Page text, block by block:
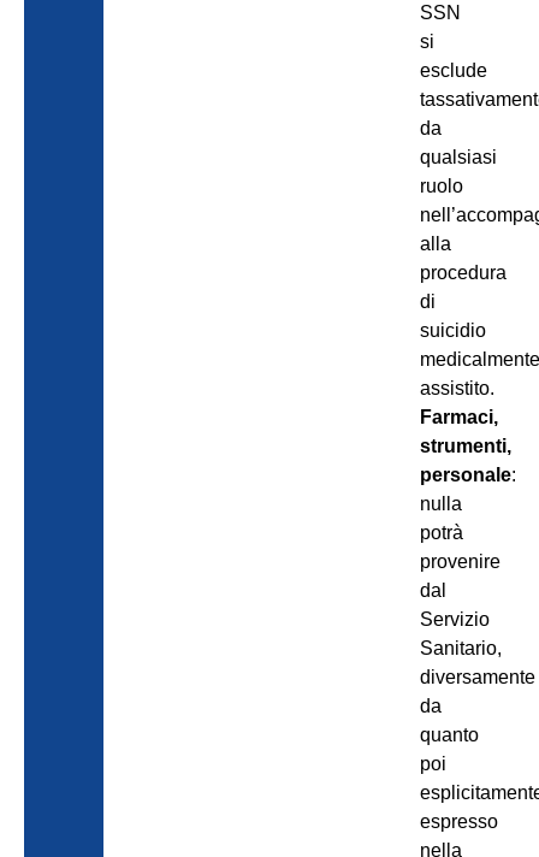
SSN
si
esclude
da
qualsiasi
ruolo
alla
procedura
di
suicidio
assistito.
Farmaci,
strumenti,
personale:
nulla
potrà
provenire
dal
Servizio
Sanitario,
diversamente
da
quanto
poi
espresso
nella